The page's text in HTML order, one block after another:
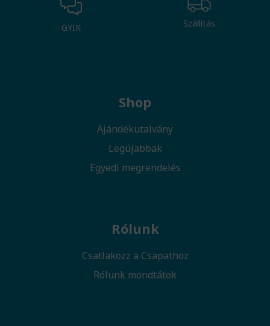
GYIK Szállítás
Shop
Ajándékutalvány
Legújabbak
Egyedi megrendelés
Rólunk
Csatlakozz a Csapathoz
Rólunk mondtátok